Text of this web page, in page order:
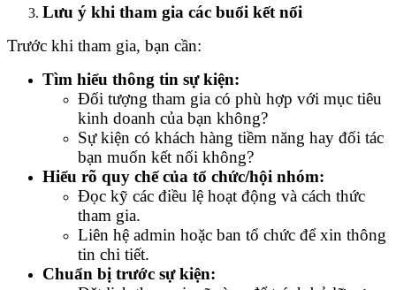
Lưu ý khi tham gia các buổi kết nối
Trước khi tham gia, bạn cần:
Tìm hiểu thông tin sự kiện:
Đối tượng tham gia có phù hợp với mục tiêu
kinh doanh của bạn không?
Sự kiện có khách hàng tiềm năng hay đối tác
bạn muốn kết nối không?
Hiểu rõ quy chế của tổ chức/hội nhóm:
Đọc kỹ các điều lệ hoạt động và cách thức
tham gia.
Liên hệ admin hoặc ban tổ chức để xin thông
tin chi tiết.
Chuẩn bị trước sự kiện: